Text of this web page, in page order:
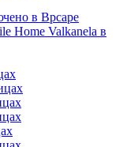
в Врсаре
Home Valkanela в